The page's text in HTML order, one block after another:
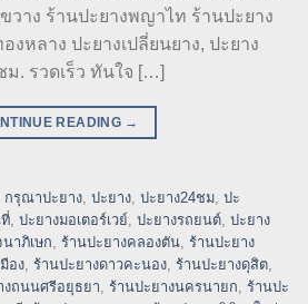
วาง ร้านปะยางพญาไท ร้านปะยาง
งหลาง ปะยางเปลี่ยนยาง, ปะยาง
. รวดเร็ว ทันใจ […]
READING →
กรุณาปะยาง, ปะยาง, ปะยาง24ชม, ปะ
, ปะยางมอเตอร์เวย์, ปะยางรถยนต์, ปะยาง
าภิเษก, ร้านปะยางคลองตัน, ร้านปะยาง
อง, ร้านปะยางดาวคะนอง, ร้านปะยางดุสิต,
งถนนศรีอยุธยา, ร้านปะยางนครนายก, ร้านปะ